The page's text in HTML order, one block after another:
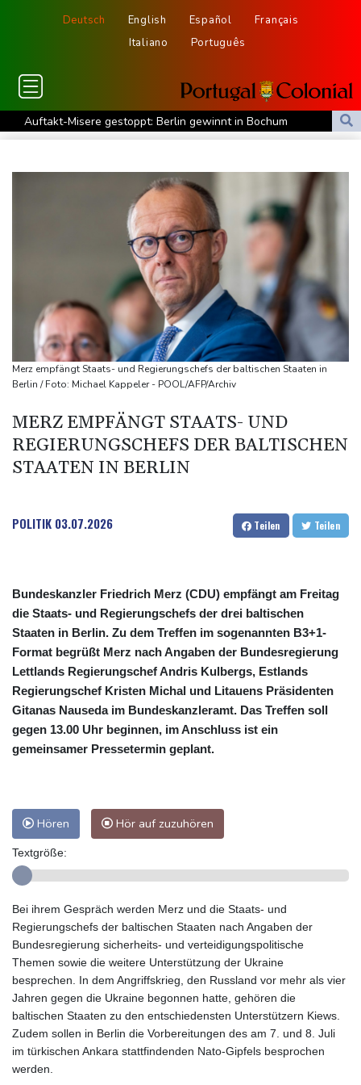
Deutsch English Español
Français
Italiano
Português
Auftakt-Misere gestoppt: Berlin gewinnt in Bochum
Trump macht erneut Druck auf Zentralbank-Vorständin Cook
Eurojackpot geknackt: Mehr als 32 Millionen Euro gehen nach
Nordrhein-Westfalen
Menschenrechtsgruppen: Mehr als 140 Tote bei Migrationskrise
Mindestens zehn Tote bei Angriffen der pro-iranischen Huthis im
Jemen
US-Senat stimmt für verschärfte Sanktionen gegen Russland
US-Gericht setzt Bau von Trumps Ballsaal aus - Präsident
kündigt Berufung an
Direkt-ICE Berlin-Paris bleibt wegen Technikproblemen vorerst
unterbrochen
Selenskyj erstmals seit Beginn von Ukraine-Krieg nach Serbien
gereist
Merz empfängt Staats- und Regierungschefs der baltischen Staaten in
Berlin / Foto: Michael Kappeler - POOL/AFP/Archiv
MERZ EMPFÄNGT STAATS- UND
REGIERUNGSCHEFS DER BALTISCHEN
STAATEN IN BERLIN
POLITIK 03.07.2026 Teilen Teilen
Bundeskanzler Friedrich Merz (CDU) empfängt am Freitag
die Staats- und Regierungschefs der drei baltischen
Staaten in Berlin. Zu dem Treffen im sogenannten B3+1-
Format begrüßt Merz nach Angaben der Bundesregierung
Lettlands Regierungschef Andris Kulbergs, Estlands
Regierungschef Kristen Michal und Litauens Präsidenten
Gitanas Nauseda im Bundeskanzleramt. Das Treffen soll
gegen 13.00 Uhr beginnen, im Anschluss ist ein
gemeinsamer Pressetermin geplant.
Hören Hör auf zuzuhören
Textgröße:
Bei ihrem Gespräch werden Merz und die Staats- und
Regierungschefs der baltischen Staaten nach Angaben der
Bundesregierung sicherheits- und verteidigungspolitische
Themen sowie die weitere Unterstützung der Ukraine
besprechen. In dem Angriffskrieg, den Russland vor mehr als vier
Jahren gegen die Ukraine begonnen hatte, gehören die
baltischen Staaten zu den entschiedensten Unterstützern Kiews.
Zudem sollen in Berlin die Vorbereitungen des am 7. und 8. Juli
im türkischen Ankara stattfindenden Nato-Gipfels besprochen
werden.